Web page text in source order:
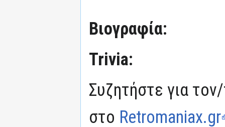
Βιογραφία:
Trivia:
Συζητήστε για
στο Retromaniax.gr